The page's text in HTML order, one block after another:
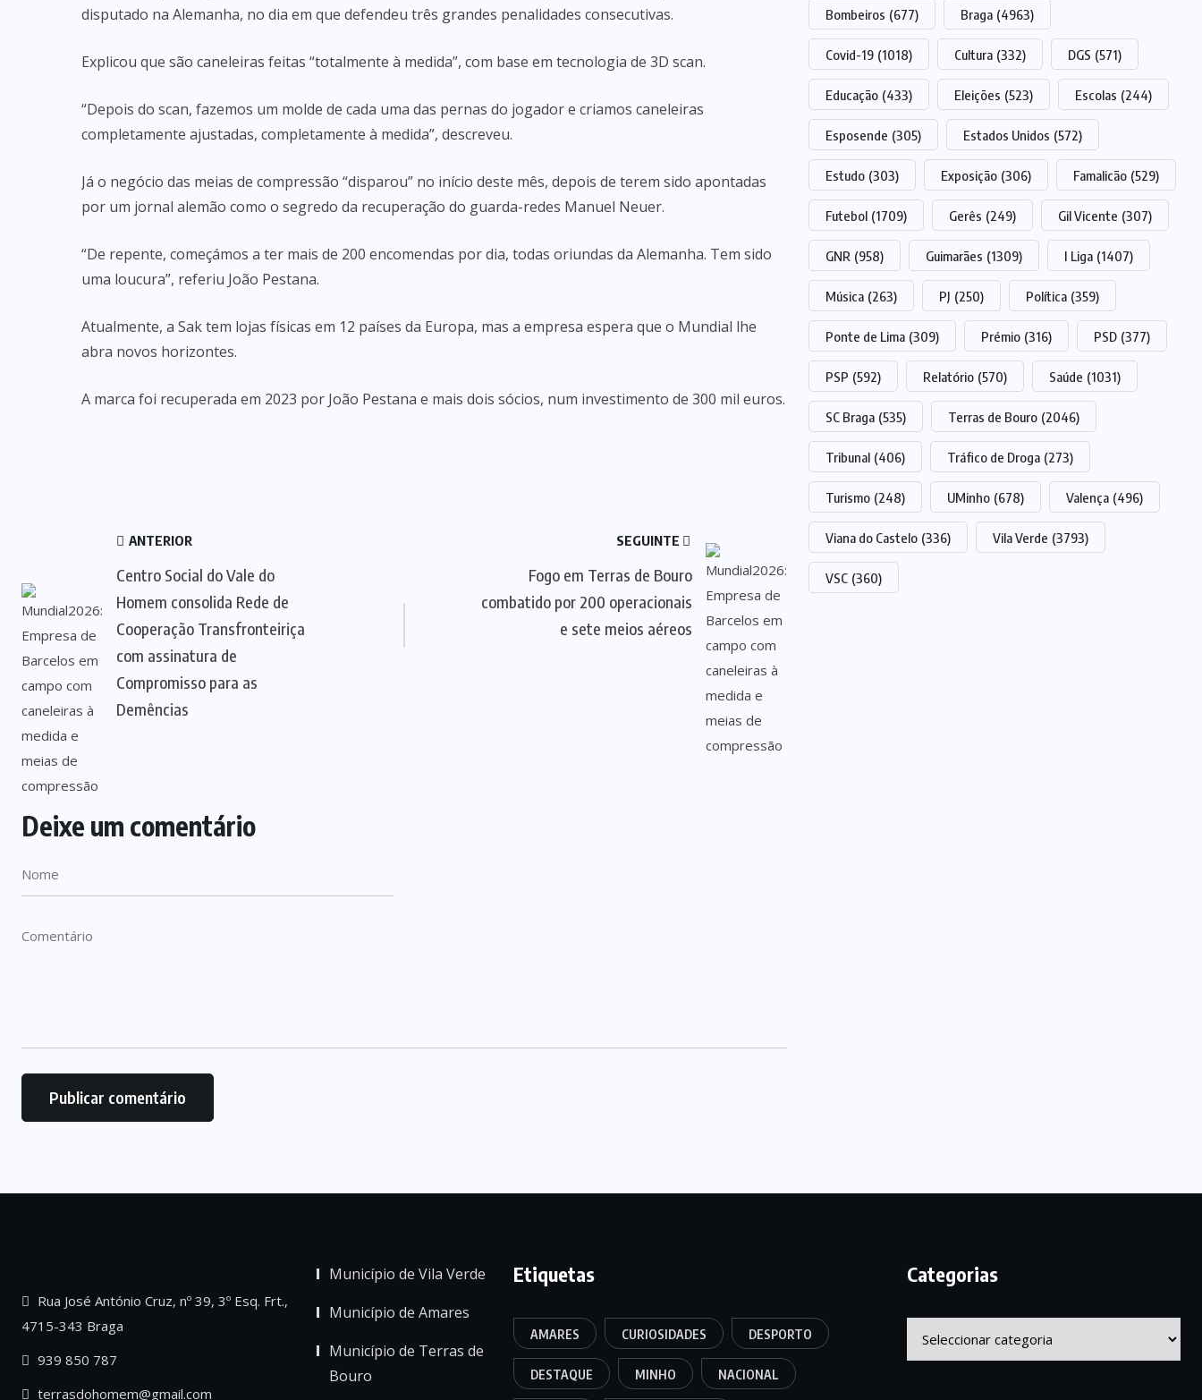
disputado na Alemanha, no dia em que defendeu três grandes penalidades consecutivas.
Explicou que são caneleiras feitas “totalmente à medida”, com base em tecnologia de 3D scan.
“Depois do scan, fazemos um molde de cada uma das pernas do jogador e criamos caneleiras
completamente ajustadas, completamente à medida”, descreveu.
Já o negócio das meias de compressão “disparou” no início deste mês, depois de terem sido apontadas
por um jornal alemão como o segredo da recuperação do guarda-redes Manuel Neuer.
“De repente, começámos a ter mais de 200 encomendas por dia, todas oriundas da Alemanha. Tem sido
uma loucura”, referiu João Pestana.
Atualmente, a Sak tem lojas físicas em 12 países da Europa, mas a empresa espera que o Mundial lhe
abra novos horizontes.
A marca foi recuperada em 2023 por João Pestana e mais dois sócios, num investimento de 300 mil euros.
ANTERIOR
Centro Social do Vale do
Homem consolida Rede de
Cooperação Transfronteiriça
com assinatura de
Compromisso para as
Demências
SEGUINTE
Fogo em Terras de Bouro
combatido por 200 operacionais
e sete meios aéreos
Deixe um comentário
Bombeiros (677) Braga (4963)
Covid-19 (1018) Cultura (332) DGS (571)
Educação (433) Eleições (523) Escolas (244)
Esposende (305) Estados Unidos (572)
Estudo (303) Exposição (306) Famalicão (529)
Futebol (1709) Gerês (249) Gil Vicente (307)
GNR (958) Guimarães (1309) I Liga (1407)
Música (263) PJ (250) Política (359)
Ponte de Lima (309) Prémio (316) PSD (377)
PSP (592) Relatório (570) Saúde (1031)
SC Braga (535) Terras de Bouro (2046)
Tribunal (406) Tráfico de Droga (273)
Turismo (248) UMinho (678) Valença (496)
Viana do Castelo (336) Vila Verde (3793)
VSC (360)
Rua José António Cruz, nº 39, 3º Esq. Frt.,
4715-343 Braga
939 850 787
terrasdohomem@gmail.com
Município de Vila Verde
Município de Amares
Município de Terras de
Bouro
Etiquetas
AMARES CURIOSIDADES DESPORTO
DESTAQUE MINHO NACIONAL
Categorias